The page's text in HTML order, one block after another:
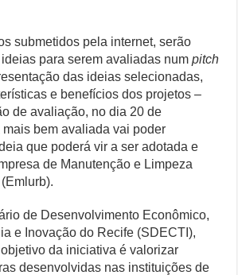
submetidos pela internet, serão
para serem avaliadas numpitch
das ideias selecionadas,
e benefícios dos projetos –
de avaliação, no dia 20 de
mais bem avaliada vai poder
que poderá vir a ser adotada e
de Manutenção e Limpeza
de Desenvolvimento Econômico,
e Inovação do Recife (SDECTI),
da iniciativa é valorizar
desenvolvidas nas instituições de